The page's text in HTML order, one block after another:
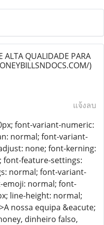
ALTA QUALIDADE PARA
)
แจ้งลบ
font-variant-numeric:
normal; font-variant-
none; font-kerning:
font-feature-settings:
normal; font-variant-
normal; font-
line-height: normal;
nossa equipa &eacute;
dinheiro falso,